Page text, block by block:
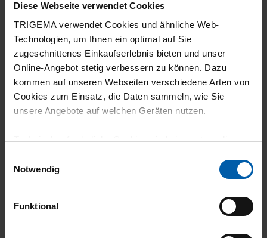
Diese Webseite verwendet Cookies
TRIGEMA verwendet Cookies und ähnliche Web-
Technologien, um Ihnen ein optimal auf Sie
zugeschnittenes Einkaufserlebnis bieten und unser
Online-Angebot stetig verbessern zu können. Dazu
kommen auf unseren Webseiten verschiedene Arten von
Cookies zum Einsatz, die Daten sammeln, wie Sie
unsere Angebote auf welchen Geräten nutzen.
Technisch erforderliche Cookies sind eine notwendige
grundlegende Funktionen wie etwa zur Auswahl und
gewährleisten.
Notwendig
Funktional
und Größe passen perfekt. Es liegt
angenehm auf der Haut. Die Qualität ist
hervorragend.